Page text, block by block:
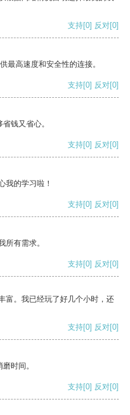
支持[0] 反对[0]
最高速度和安全性的连接。
支持[0] 反对[0]
钱又省心。
支持[0] 反对[0]
我的学习啦！
支持[0] 反对[0]
所有需求。
支持[0] 反对[0]
富。我已经玩了好几个小时，还
支持[0] 反对[0]
时间。
支持[0] 反对[0]